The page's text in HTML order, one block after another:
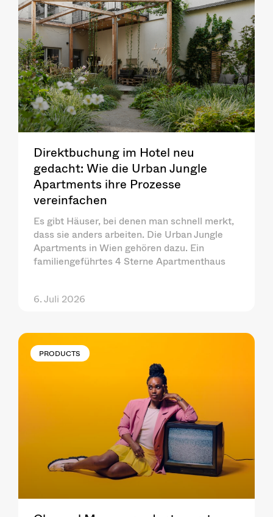
Direktbuchung im Hotel neu
gedacht: Wie die Urban Jungle
Apartments ihre Prozesse
vereinfachen
Es gibt Häuser, bei denen man schnell merkt,
dass sie anders arbeiten. Die Urban Jungle
Apartments in Wien gehören dazu. Ein
familiengeführtes 4 Sterne Apartmenthaus
6. Juli 2026
PRODUCTS